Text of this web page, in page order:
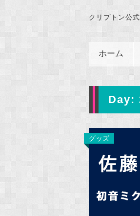
クリプトン公
ホーム
Day:
グッズ